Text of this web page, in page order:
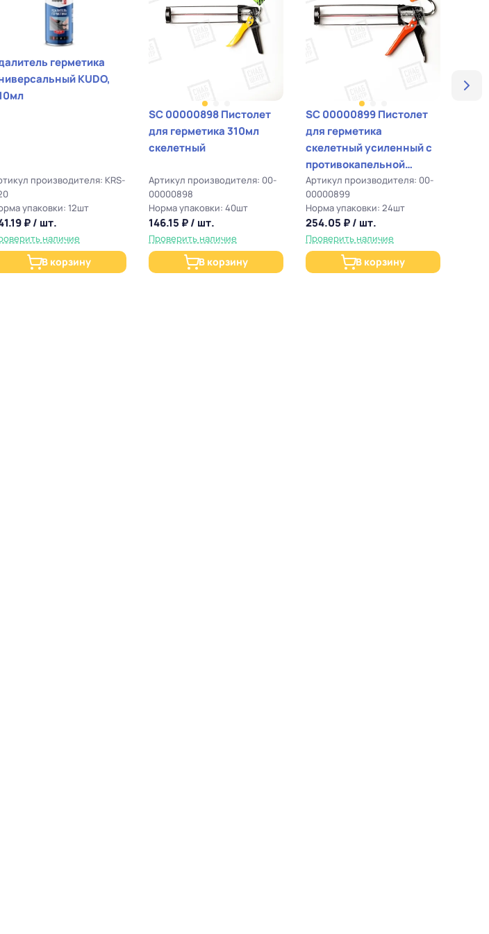
герметика
KUDO,
производителя: KRS-
упаковки: 12шт
₽ / шт.
наличие
В корзину
SC 00000898 Пистолет
для герметика 310мл
скелетный
Артикул производителя: 00-
00000898
Норма упаковки: 40шт
146.15 ₽ / шт.
Проверить наличие
В корзину
SC 00000899 Пистолет
для герметика
скелетный усиленный с
противокапельной
системой
Артикул производителя: 00-
00000899
Норма упаковки: 24шт
254.05 ₽ / шт.
Проверить наличие
В корзину